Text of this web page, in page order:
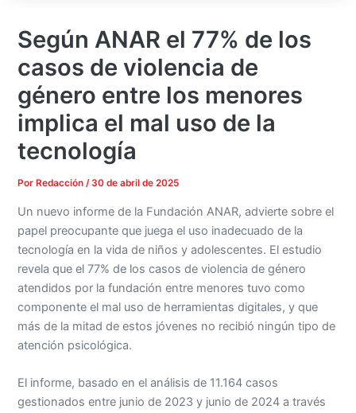
Según ANAR el 77% de los
casos de violencia de
género entre los menores
implica el mal uso de la
tecnología
Por Redacción/ 30 de abril de 2025
Un nuevo informe de la Fundación ANAR, advierte sobre el
papel preocupante que juega el uso inadecuado de la
tecnología en la vida de niños y adolescentes. El estudio
revela que el 77% de los casos de violencia de género
atendidos por la fundación entre menores tuvo como
componente el mal uso de herramientas digitales, y que
más de la mitad de estos jóvenes no recibió ningún tipo de
atención psicológica.
El informe, basado en el análisis de 11.164 casos
gestionados entre junio de 2023 y junio de 2024 a través